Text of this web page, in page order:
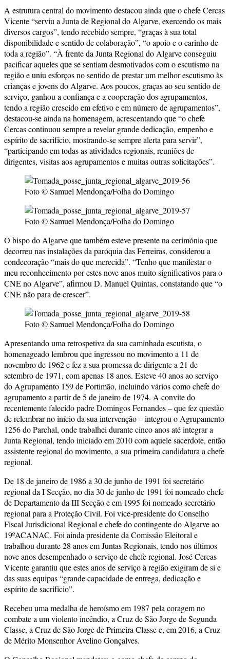
A estrutura central do movimento destacou ainda que o chefe Cercas
Vicente “serviu a Junta de Regional do Algarve, exercendo os mais
diversos cargos”, tendo recebido sempre, “graças à sua total
disponibilidade e sentido de colaboração”, “o apoio e o carinho de
toda a região”. “À frente da Junta Regional do Algarve conseguiu
pacificar aqueles que se sentiam desmotivados com o escutismo na
região e uniu esforços no sentido de prestar um melhor escutismo às
crianças e jovens do Algarve. Aos poucos, graças ao seu sentido de
serviço, ganhou a confiança e a cooperação dos agrupamentos,
tendo a região crescido em efetivo e em número de agrupamentos”,
destacou-se ainda na homenagem, acrescentando que “o chefe
Cercas continuou sempre a revelar grande dedicação, empenho e
espírito de sacrifício, mostrando-se sempre alerta para servir”,
“participando em todas as atividades regionais, reuniões de
dirigentes, visitas aos agrupamentos e muitas outras solicitações”.
Foto © Samuel Mendonça/Folha do Domingo
Foto © Samuel Mendonça/Folha do Domingo
O bispo do Algarve que também esteve presente na cerimónia que
decorreu nas instalações da paróquia das Ferreiras, considerou a
condecoração “mais do que merecida”. “Tenho que manifestar o
meu reconhecimento por estes nove anos muito significativos para o
CNE no Algarve”, afirmou D. Manuel Quintas, constatando que “o
CNE não para de crescer”.
Foto © Samuel Mendonça/Folha do Domingo
Apresentando uma retrospetiva da sua caminhada escutista, o
homenageado lembrou que ingressou no movimento a 11 de
novembro de 1962 e fez a sua promessa de dirigente a 21 de
setembro de 1971, com apenas 18 anos. Esteve 40 anos ao serviço
do Agrupamento 159 de Portimão, incluindo vários como chefe do
agrupamento a partir de 5 de janeiro de 1974. A convite do
recentemente falecido padre Domingos Fernandes – que fez questão
de relembrar no início da sua intervenção – integrou o Agrupamento
1256 do Parchal, onde trabalhei durante cinco anos até integrar a
Junta Regional, tendo iniciado em 2010 com aquele sacerdote, então
assistente regional do movimento, a sua primeira candidatura a chefe
regional.
De 18 de janeiro de 1986 a 30 de junho de 1991 foi secretário
regional da I Secção, no dia 30 de junho de 1991 foi nomeado chefe
de Departamento da III Secção e em 1995 foi nomeado secretário
regional para a Proteção Civil. Foi vice-presidente do Conselho
Fiscal Jurisdicional Regional e chefe do contingente do Algarve ao
19ºACANAC. Foi ainda presidente da Comissão Eleitoral e
trabalhou durante 28 anos em Juntas Regionais, tendo nos últimos
nove anos desempenhado o serviço de chefe regional. José Cercas
Vicente garantiu que estes anos de serviço à região exigiram de si e
das suas equipas “grande capacidade de entrega, dedicação e
espírito de sacrifício”.
Recebeu uma medalha de heroísmo em 1987 pela coragem no
combate a um violento incêndio, a Cruz de São Jorge de Segunda
Classe, a Cruz de São Jorge de Primeira Classe e, em 2016, a Cruz
de Mérito Monsenhor Avelino Gonçalves.